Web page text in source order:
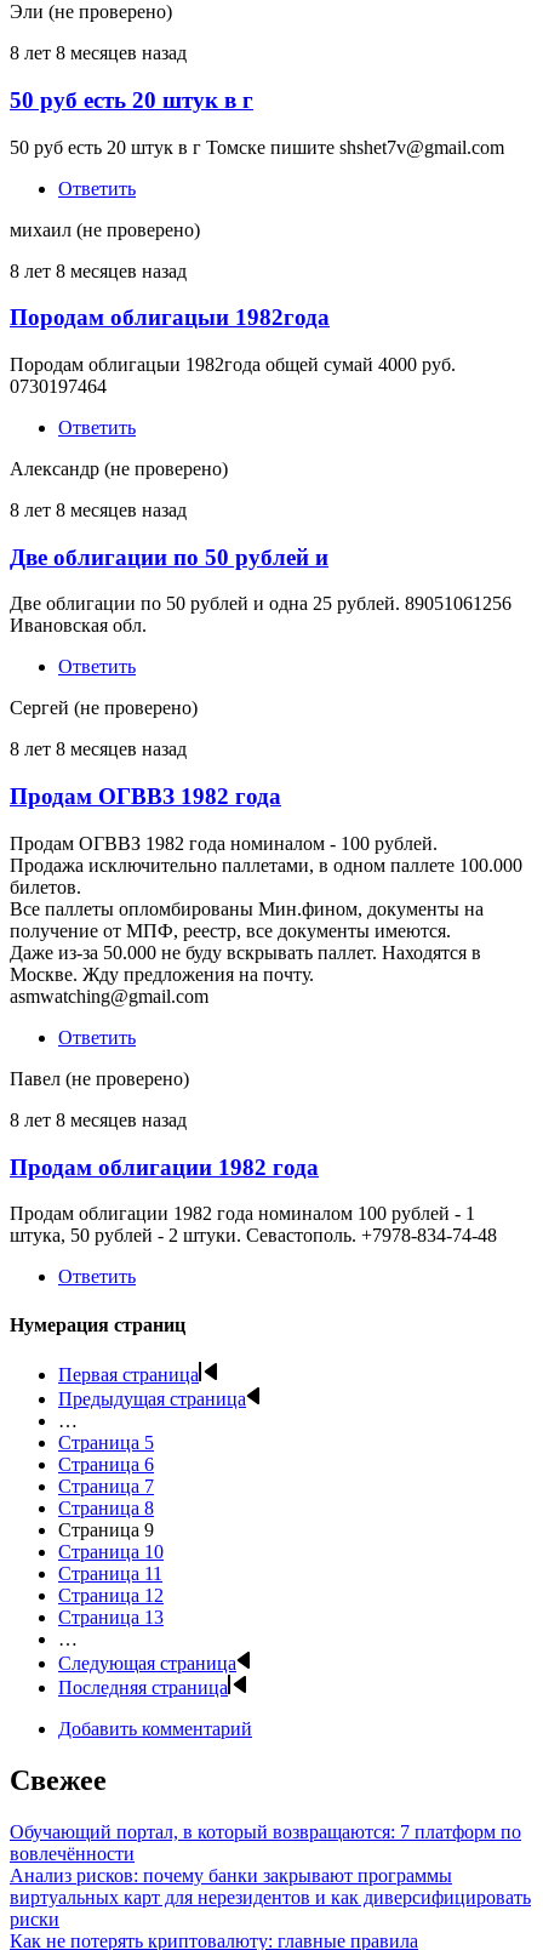
Эли (не проверено)
8 лет 8 месяцев назад
50 руб есть 20 штук в г
50 руб есть 20 штук в г Томске пишите shshet7v@gmail.com
Ответить
михаил (не проверено)
8 лет 8 месяцев назад
Породам облигацыи 1982года
Породам облигацыи 1982года общей сумай 4000 руб.
0730197464
Ответить
Александр (не проверено)
8 лет 8 месяцев назад
Две облигации по 50 рублей и
Две облигации по 50 рублей и одна 25 рублей. 89051061256
Ивановская обл.
Ответить
Сергей (не проверено)
8 лет 8 месяцев назад
Продам ОГВВЗ 1982 года
Продам ОГВВЗ 1982 года номиналом - 100 рублей.
Продажа исключительно паллетами, в одном паллете 100.000
билетов.
Все паллеты опломбированы Мин.фином, документы на
получение от МПФ, реестр, все документы имеются.
Даже из-за 50.000 не буду вскрывать паллет. Находятся в
Москве. Жду предложения на почту.
asmwatching@gmail.com
Ответить
Павел (не проверено)
8 лет 8 месяцев назад
Продам облигации 1982 года
Продам облигации 1982 года номиналом 100 рублей - 1
штука, 50 рублей - 2 штуки. Севастополь. +7978-834-74-48
Ответить
Нумерация страниц
Первая страница
Предыдущая страница
…
Страница 5
Страница 6
Страница 7
Страница 8
Страница 9
Страница 10
Страница 11
Страница 12
Страница 13
…
Следующая страница
Последняя страница
Добавить комментарий
Свежее
Обучающий портал, в который возвращаются: 7 платформ по
вовлечённости
Анализ рисков: почему банки закрывают программы
виртуальных карт для нерезидентов и как диверсифицировать
риски
Как не потерять криптовалюту: главные правила